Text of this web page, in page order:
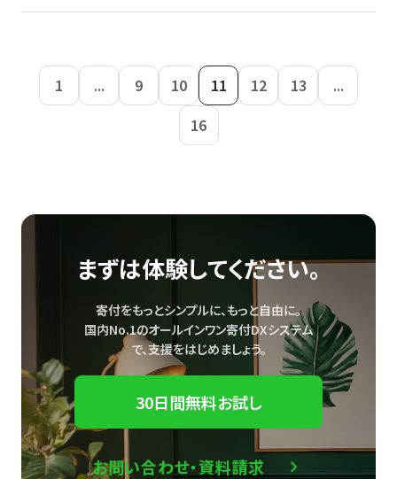
1 ... 9 10 11 12 13
...
16
まずは体験してください。
寄付をもっとシンプルに、もっと自由に。
国内No.1のオールインワン寄付DXシステム
で、支援をはじめましょう。
30日間無料お試し
お問い合わせ・資料請求